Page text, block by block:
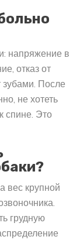
напряжение в
отказ от
зубами. После
не хотеть
спине. Это
вес крупной
грудную